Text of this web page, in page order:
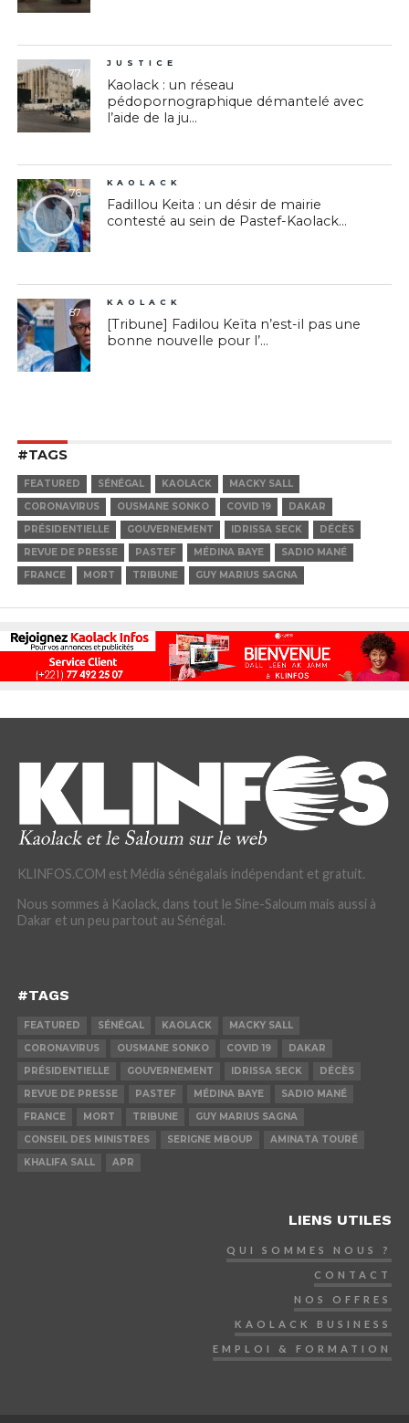
77
JUSTICE
Kaolack : un réseau
pédopornographique démantelé avec
l’aide de la ju...
76
KAOLACK
Fadillou Keita : un désir de mairie
contesté au sein de Pastef-Kaolack...
87
KAOLACK
[Tribune] Fadilou Keïta n’est-il pas une
bonne nouvelle pour l’...
#TAGS
FEATURED SÉNÉGAL KAOLACK
MACKY SALL
CORONAVIRUS
OUSMANE SONKO COVID 19
DAKAR
PRÉSIDENTIELLE
GOUVERNEMENT IDRISSA SECK
DÉCÈS
REVUE DE PRESSE
PASTEF MÉDINA BAYE
SADIO MANÉ
FRANCE
MORT TRIBUNE GUY MARIUS SAGNA
KLINFOS.COM est Média sénégalais indépendant et gratuit.
Nous sommes à Kaolack, dans tout le Sine-Saloum mais aussi à
Dakar et un peu partout au Sénégal.
#TAGS
FEATURED SÉNÉGAL KAOLACK
MACKY SALL
CORONAVIRUS
OUSMANE SONKO COVID 19
DAKAR
PRÉSIDENTIELLE
GOUVERNEMENT IDRISSA SECK
DÉCÈS
REVUE DE PRESSE
PASTEF MÉDINA BAYE
SADIO MANÉ
FRANCE
MORT TRIBUNE
GUY MARIUS SAGNA
CONSEIL DES MINISTRES
SERIGNE MBOUP
AMINATA TOURÉ
KHALIFA SALL
APR
LIENS UTILES
QUI SOMMES NOUS ?
CONTACT
NOS OFFRES
KAOLACK BUSINESS
EMPLOI & FORMATION